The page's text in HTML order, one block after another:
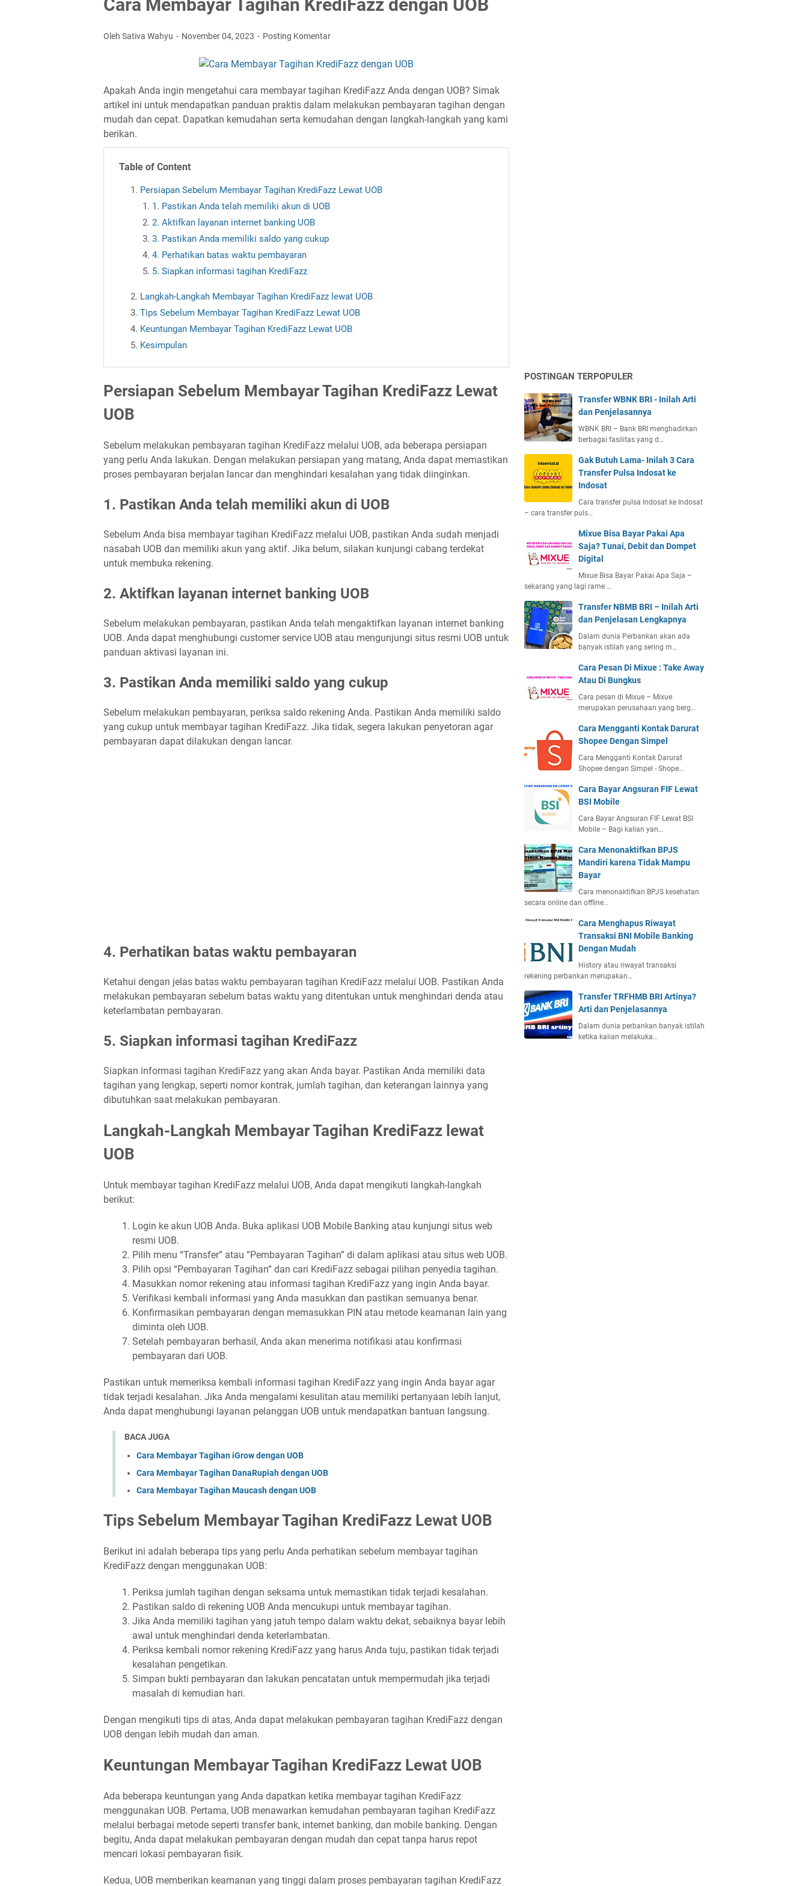
Cara Membayar Tagihan KrediFazz dengan UOB
Oleh Sativa Wahyu November 04, 2023 Posting Komentar
Apakah Anda ingin mengetahui cara membayar tagihan KrediFazz Anda dengan UOB? Simak
artikel ini untuk mendapatkan panduan praktis dalam melakukan pembayaran tagihan dengan
mudah dan cepat. Dapatkan kemudahan serta kemudahan dengan langkah-langkah yang kami
berikan.
Table of Content
Persiapan Sebelum Membayar Tagihan KrediFazz Lewat UOB
1. Pastikan Anda telah memiliki akun di UOB
2. Aktifkan layanan internet banking UOB
3. Pastikan Anda memiliki saldo yang cukup
4. Perhatikan batas waktu pembayaran
5. Siapkan informasi tagihan KrediFazz
Langkah-Langkah Membayar Tagihan KrediFazz lewat UOB
Tips Sebelum Membayar Tagihan KrediFazz Lewat UOB
Keuntungan Membayar Tagihan KrediFazz Lewat UOB
Kesimpulan
Persiapan Sebelum Membayar Tagihan KrediFazz Lewat
UOB
Sebelum melakukan pembayaran tagihan KrediFazz melalui UOB, ada beberapa persiapan
yang perlu Anda lakukan. Dengan melakukan persiapan yang matang, Anda dapat memastikan
proses pembayaran berjalan lancar dan menghindari kesalahan yang tidak diinginkan.
1. Pastikan Anda telah memiliki akun di UOB
Sebelum Anda bisa membayar tagihan KrediFazz melalui UOB, pastikan Anda sudah menjadi
nasabah UOB dan memiliki akun yang aktif. Jika belum, silakan kunjungi cabang terdekat
untuk membuka rekening.
2. Aktifkan layanan internet banking UOB
Sebelum melakukan pembayaran, pastikan Anda telah mengaktifkan layanan internet banking
UOB. Anda dapat menghubungi customer service UOB atau mengunjungi situs resmi UOB untuk
panduan aktivasi layanan ini.
3. Pastikan Anda memiliki saldo yang cukup
Sebelum melakukan pembayaran, periksa saldo rekening Anda. Pastikan Anda memiliki saldo
yang cukup untuk membayar tagihan KrediFazz. Jika tidak, segera lakukan penyetoran agar
pembayaran dapat dilakukan dengan lancar.
4. Perhatikan batas waktu pembayaran
Ketahui dengan jelas batas waktu pembayaran tagihan KrediFazz melalui UOB. Pastikan Anda
melakukan pembayaran sebelum batas waktu yang ditentukan untuk menghindari denda atau
keterlambatan pembayaran.
5. Siapkan informasi tagihan KrediFazz
Siapkan informasi tagihan KrediFazz yang akan Anda bayar. Pastikan Anda memiliki data
tagihan yang lengkap, seperti nomor kontrak, jumlah tagihan, dan keterangan lainnya yang
dibutuhkan saat melakukan pembayaran.
Langkah-Langkah Membayar Tagihan KrediFazz lewat
UOB
Untuk membayar tagihan KrediFazz melalui UOB, Anda dapat mengikuti langkah-langkah
berikut:
Login ke akun UOB Anda. Buka aplikasi UOB Mobile Banking atau kunjungi situs web
resmi UOB.
Pilih menu “Transfer” atau “Pembayaran Tagihan” di dalam aplikasi atau situs web UOB.
Pilih opsi “Pembayaran Tagihan” dan cari KrediFazz sebagai pilihan penyedia tagihan.
Masukkan nomor rekening atau informasi tagihan KrediFazz yang ingin Anda bayar.
Verifikasi kembali informasi yang Anda masukkan dan pastikan semuanya benar.
Konfirmasikan pembayaran dengan memasukkan PIN atau metode keamanan lain yang
diminta oleh UOB.
Setelah pembayaran berhasil, Anda akan menerima notifikasi atau konfirmasi
pembayaran dari UOB.
Pastikan untuk memeriksa kembali informasi tagihan KrediFazz yang ingin Anda bayar agar
tidak terjadi kesalahan. Jika Anda mengalami kesulitan atau memiliki pertanyaan lebih lanjut,
Anda dapat menghubungi layanan pelanggan UOB untuk mendapatkan bantuan langsung.
BACA JUGA
Cara Membayar Tagihan iGrow dengan UOB
Cara Membayar Tagihan DanaRupiah dengan UOB
Cara Membayar Tagihan Maucash dengan UOB
Tips Sebelum Membayar Tagihan KrediFazz Lewat UOB
Berikut ini adalah beberapa tips yang perlu Anda perhatikan sebelum membayar tagihan
KrediFazz dengan menggunakan UOB:
Periksa jumlah tagihan dengan seksama untuk memastikan tidak terjadi kesalahan.
Pastikan saldo di rekening UOB Anda mencukupi untuk membayar tagihan.
Jika Anda memiliki tagihan yang jatuh tempo dalam waktu dekat, sebaiknya bayar lebih
awal untuk menghindari denda keterlambatan.
Periksa kembali nomor rekening KrediFazz yang harus Anda tuju, pastikan tidak terjadi
kesalahan pengetikan.
Simpan bukti pembayaran dan lakukan pencatatan untuk mempermudah jika terjadi
masalah di kemudian hari.
Dengan mengikuti tips di atas, Anda dapat melakukan pembayaran tagihan KrediFazz dengan
UOB dengan lebih mudah dan aman.
Keuntungan Membayar Tagihan KrediFazz Lewat UOB
Ada beberapa keuntungan yang Anda dapatkan ketika membayar tagihan KrediFazz
menggunakan UOB. Pertama, UOB menawarkan kemudahan pembayaran tagihan KrediFazz
melalui berbagai metode seperti transfer bank, internet banking, dan mobile banking. Dengan
begitu, Anda dapat melakukan pembayaran dengan mudah dan cepat tanpa harus repot
mencari lokasi pembayaran fisik.
Kedua, UOB memberikan keamanan yang tinggi dalam proses pembayaran tagihan KrediFazz
POSTINGAN TERPOPULER
Transfer WBNK BRI - Inilah Arti
dan Penjelasannya
WBNK BRI – Bank BRI menghadirkan
berbagai fasilitas yang d…
Gak Butuh Lama- Inilah 3 Cara
Transfer Pulsa Indosat ke
Indosat
Cara transfer pulsa Indosat ke Indosat
– cara transfer puls…
Mixue Bisa Bayar Pakai Apa
Saja? Tunai, Debit dan Dompet
Digital
Mixue Bisa Bayar Pakai Apa Saja –
sekarang yang lagi rame …
Transfer NBMB BRI – Inilah Arti
dan Penjelasan Lengkapnya
Dalam dunia Perbankan akan ada
banyak istilah yang sering m…
Cara Pesan Di Mixue : Take Away
Atau Di Bungkus
Cara pesan di Mixue – Mixue
merupakan perusahaan yang berg…
Cara Mengganti Kontak Darurat
Shopee Dengan Simpel
Cara Mengganti Kontak Darurat
Shopee dengan Simpel - Shope…
Cara Bayar Angsuran FIF Lewat
BSI Mobile
Cara Bayar Angsuran FIF Lewat BSI
Mobile – Bagi kalian yan…
Cara Menonaktifkan BPJS
Mandiri karena Tidak Mampu
Bayar
Cara menonaktifkan BPJS kesehatan
secara online dan offline…
Cara Menghapus Riwayat
Transaksi BNI Mobile Banking
Dengan Mudah
History atau riwayat transaksi
rekening perbankan merupakan…
Transfer TRFHMB BRI Artinya?
Arti dan Penjelasannya
Dalam dunia perbankan banyak istilah
ketika kalian melakuka…